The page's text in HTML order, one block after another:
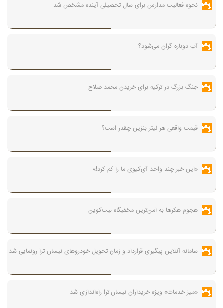
نحوه فعالیت مدارس برای سال تحصیلی آینده مشخص شد
آب دوباره گران می‌شود؟
جنگ بزرگ در ترکیه برای خریدن محمد صلاح
قیمت واقعی هر لیتر بنزین چقدر است؟
«این خبر چند واحد آی‌کیوی ما را کم کرد!»
هجوم هکرها به امن‌ترین مخفیگاه بیت‌کوین
سامانه آنلاین پیگیری قرارداد‌ و زمان تحویل خودرو‌های نیسان ترا رونمایی شد
«میز خدمات» ویژه خریداران نیسان ترا راه‌اندازی شد